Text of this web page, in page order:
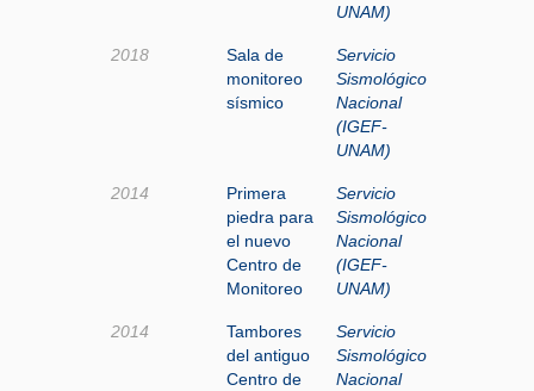
UNAM)
2018
Sala de
monitoreo
sísmico
Servicio
Sismológico
Nacional
(IGEF-
UNAM)
2014
Primera
piedra para
el nuevo
Centro de
Monitoreo
Servicio
Sismológico
Nacional
(IGEF-
UNAM)
2014
Tambores
del antiguo
Centro de
Servicio
Sismológico
Nacional